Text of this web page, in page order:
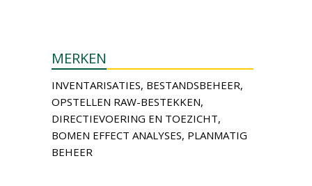
MERKEN
INVENTARISATIES, BESTANDSBEHEER,
OPSTELLEN RAW-BESTEKKEN,
DIRECTIEVOERING EN TOEZICHT,
BOMEN EFFECT ANALYSES, PLANMATIG
BEHEER